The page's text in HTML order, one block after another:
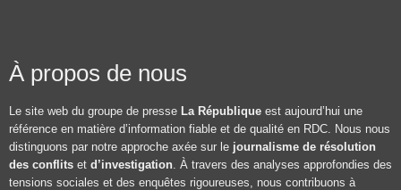
À propos de nous
Le site web du groupe de presse La République est aujourd’hui une
référence en matière d’information fiable et de qualité en RDC. Nous nous
distinguons par notre approche axée sur le journalisme de résolution
des conflits et d’investigation. À travers des analyses approfondies des
tensions sociales et des enquêtes rigoureuses, nous contribuons à